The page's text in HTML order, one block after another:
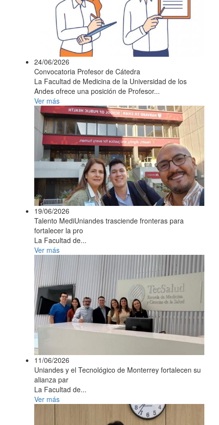
24/06/2026
Convocatoria Profesor de Cátedra
La Facultad de Medicina de la Universidad de los
Andes ofrece una posición de Profesor...
Ver más
19/06/2026
Talento MediUniandes trasciende fronteras para
fortalecer la pro
La Facultad de...
Ver más
11/06/2026
Uniandes y el Tecnológico de Monterrey fortalecen su
alianza par
La Facultad de...
Ver más